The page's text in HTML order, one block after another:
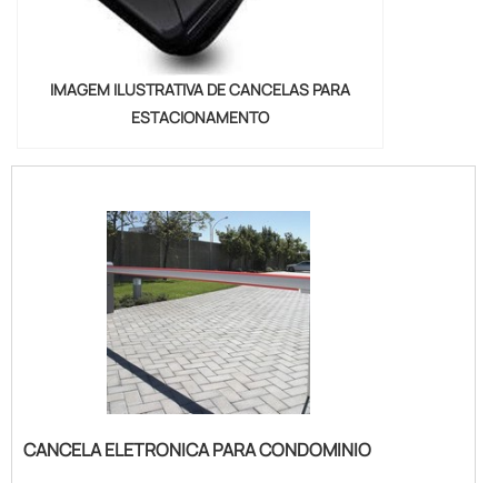
IMAGEM ILUSTRATIVA DE CANCELAS PARA
ESTACIONAMENTO
CANCELA ELETRONICA PARA CONDOMINIO